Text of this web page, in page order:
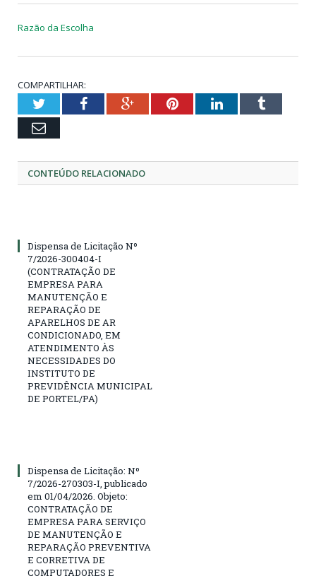
Razão da Escolha
COMPARTILHAR:
TwitterFacebookGoogle+PinterestLinkedInTumblr
Email
CONTEÚDO RELACIONADO
Dispensa de Licitação Nº
7/2026-300404-I
(CONTRATAÇÃO DE
EMPRESA PARA
MANUTENÇÃO E
REPARAÇÃO DE
APARELHOS DE AR
CONDICIONADO, EM
ATENDIMENTO ÀS
NECESSIDADES DO
INSTITUTO DE
PREVIDÊNCIA MUNICIPAL
DE PORTEL/PA)
Dispensa de Licitação: Nº
7/2026-270303-I, publicado
em 01/04/2026. Objeto:
CONTRATAÇÃO DE
EMPRESA PARA SERVIÇO
DE MANUTENÇÃO E
REPARAÇÃO PREVENTIVA
E CORRETIVA DE
COMPUTADORES E